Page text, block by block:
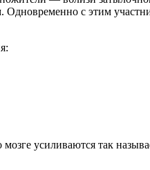
Одновременно с этим
мозге усиливаются так